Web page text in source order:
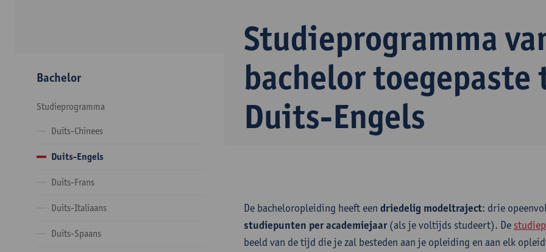
Studieprogramma
bachelor
Duits-Engels
Bachelor
Studieprogramma
Duits-Chinees
Duits-Engels
Duits-Frans
Duits-Italiaans
Duits-Spaans
De bacheloropleiding heeft een driedelig modeltraject: drie
studiepunten per academiejaar(als je voltijds studeert). De
beeld van de tijd die je zal besteden aan je opleiding en aan elk